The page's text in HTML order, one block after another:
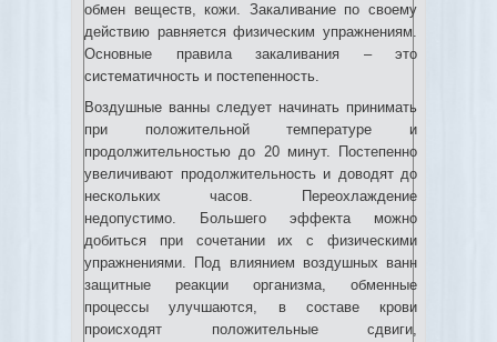
обмен веществ, кожи. Закаливание по своему
действию равняется физическим упражнениям.
Основные правила закаливания – это
систематичность и постепенность.
Воздушные ванны следует начинать принимать
при положительной температуре и
продолжительностью до 20 минут. Постепенно
увеличивают продолжительность и доводят до
нескольких часов. Переохлаждение
недопустимо. Большего эффекта можно
добиться при сочетании их с физическими
упражнениями. Под влиянием воздушных ванн
защитные реакции организма, обменные
процессы улучшаются, в составе крови
происходят положительные сдвиги,